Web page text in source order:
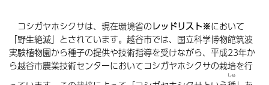
コシガヤホシクサは、現在環境省のレッドリスト※において
「野生絶滅」とされています。越谷市では、国立科学博物館筑波
実験植物園から種子の提供や技術指導を受けながら、平成23年か
ら越谷市農業技術センターにおいてコシガヤホシクサの栽培を行
しゅ